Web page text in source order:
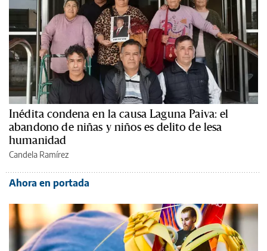
Inédita condena en la causa Laguna Paiva: el
abandono de niñas y niños es delito de lesa
humanidad
Candela Ramírez
Ahora en portada